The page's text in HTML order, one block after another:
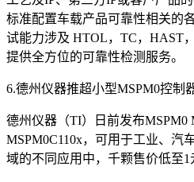
标准配置车载产品可靠性相关的
试能力涉及 HTOL，TC，HAST
提供全方位的可靠性检测服务。
6.德州仪器推超小型MSPM0控制
德州仪器（TI）日前发布MSPM0
MSPM0C110x，可用于工业、汽
域的不同应用中，千颗售价低至1